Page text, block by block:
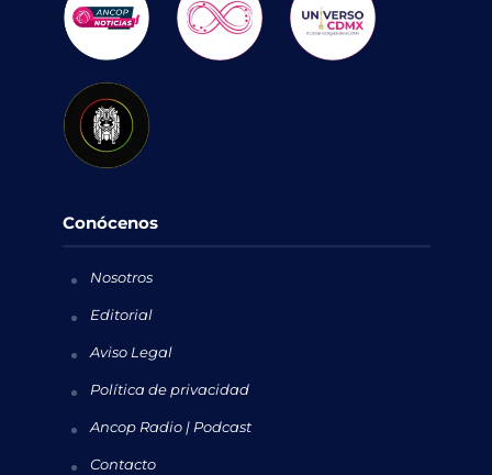
Conócenos
Nosotros
Editorial
Aviso Legal
Política de privacidad
Ancop Radio | Podcast
Contacto